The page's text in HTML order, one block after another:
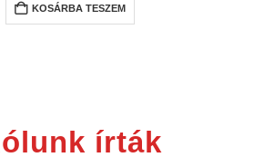
KOSÁRBA TESZEM
írták